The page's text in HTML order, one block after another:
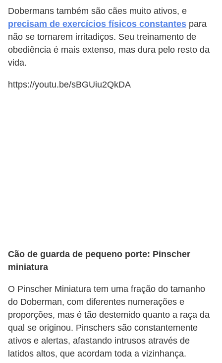
Dobermans também são cães muito ativos, e
precisam de exercícios físicos constantes para
não se tornarem irritadiços. Seu treinamento de
obediência é mais extenso, mas dura pelo resto da
vida.
https://youtu.be/sBGUiu2QkDA
Cão de guarda de pequeno porte: Pinscher
miniatura
O Pinscher Miniatura tem uma fração do tamanho
do Doberman, com diferentes numerações e
proporções, mas é tão destemido quanto a raça da
qual se originou. Pinschers são constantemente
ativos e alertas, afastando intrusos através de
latidos altos, que acordam toda a vizinhança.